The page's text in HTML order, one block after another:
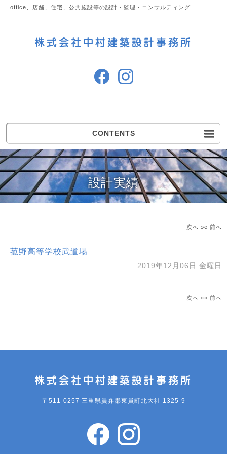
office、店舗、住宅、公共施設等の設計・監理・コンサルティング
CONTENTS
設計実績
« 前へ
次へ »
菰野高等学校武道場
2019年12月06日 金曜日
« 前へ
次へ »
〒511-0257 三重県員弁郡東員町北大社 1325-9